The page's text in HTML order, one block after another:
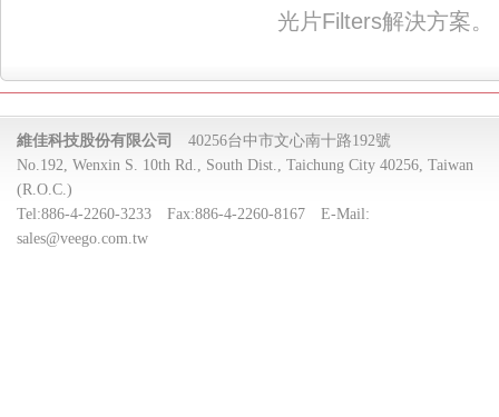
光片Filters解決方案。
維佳科技股份有限公司
40256台中市文心南十路192號
No.192, Wenxin S. 10th Rd., South Dist., Taichung City 40256, Taiwan
(R.O.C.)
Tel:886-4-2260-3233 Fax:886-4-2260-8167 E-Mail:
sales@veego.com.tw